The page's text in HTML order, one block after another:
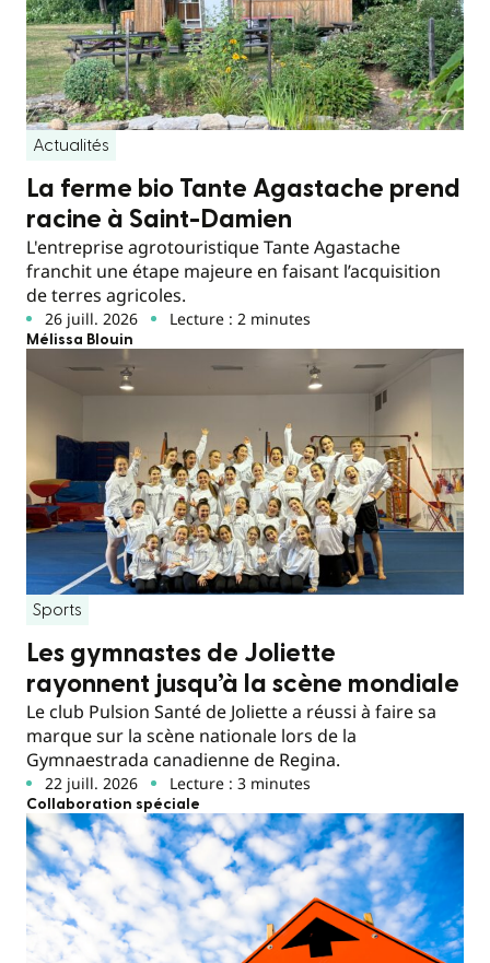
Actualités
La ferme bio Tante Agastache prend
racine à Saint-Damien
L'entreprise agrotouristique Tante Agastache
franchit une étape majeure en faisant l’acquisition
de terres agricoles.
26 juill. 2026 Lecture : 2 minutes
Mélissa Blouin
Sports
Les gymnastes de Joliette
rayonnent jusqu’à la scène mondiale
Le club Pulsion Santé de Joliette a réussi à faire sa
marque sur la scène nationale lors de la
Gymnaestrada canadienne de Regina.
22 juill. 2026 Lecture : 3 minutes
Collaboration spéciale